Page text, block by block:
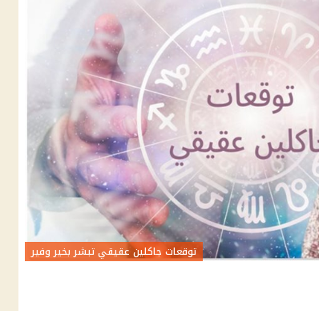
توقعات جاكلين عقيقي تبشر بخير وفير